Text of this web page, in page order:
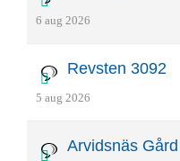
6 aug 2026
Revsten 3092
5 aug 2026
Arvidsnäs Gård